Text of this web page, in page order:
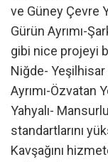
ve Güney Çevre
Gürün Ayrımı-
gibi nice projeyi
Niğde- Yeşilhisar
Ayrımı-Özvatan
Yahyalı-
standartlarını
Kavşağını